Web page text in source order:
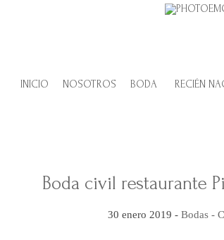
INICIO NOSOTROS BODA RECIÉN
Boda civil restaurante
30 enero 2019 - Bodas -